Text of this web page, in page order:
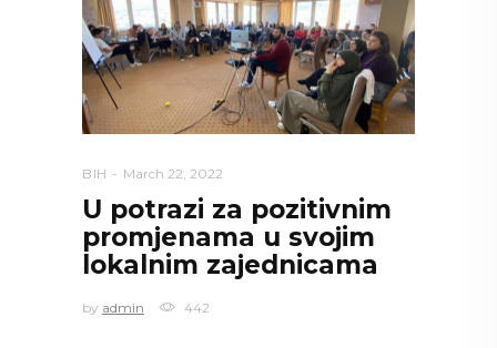
BIH March 22, 2022
U potrazi za pozitivnim
promjenama u svojim
lokalnim zajednicama
by admin 442